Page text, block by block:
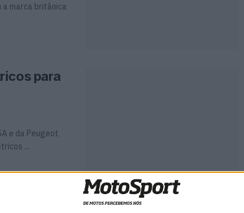
a marca britânica
para
e da Peugeot
...